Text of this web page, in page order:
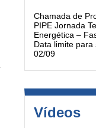
Chamada de
PIPE Jornada
Energética –
Data limite
02/09
Vídeos